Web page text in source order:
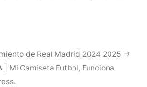
de Real Madrid 2024 2025 →
| Mi Camiseta Futbol, Funciona